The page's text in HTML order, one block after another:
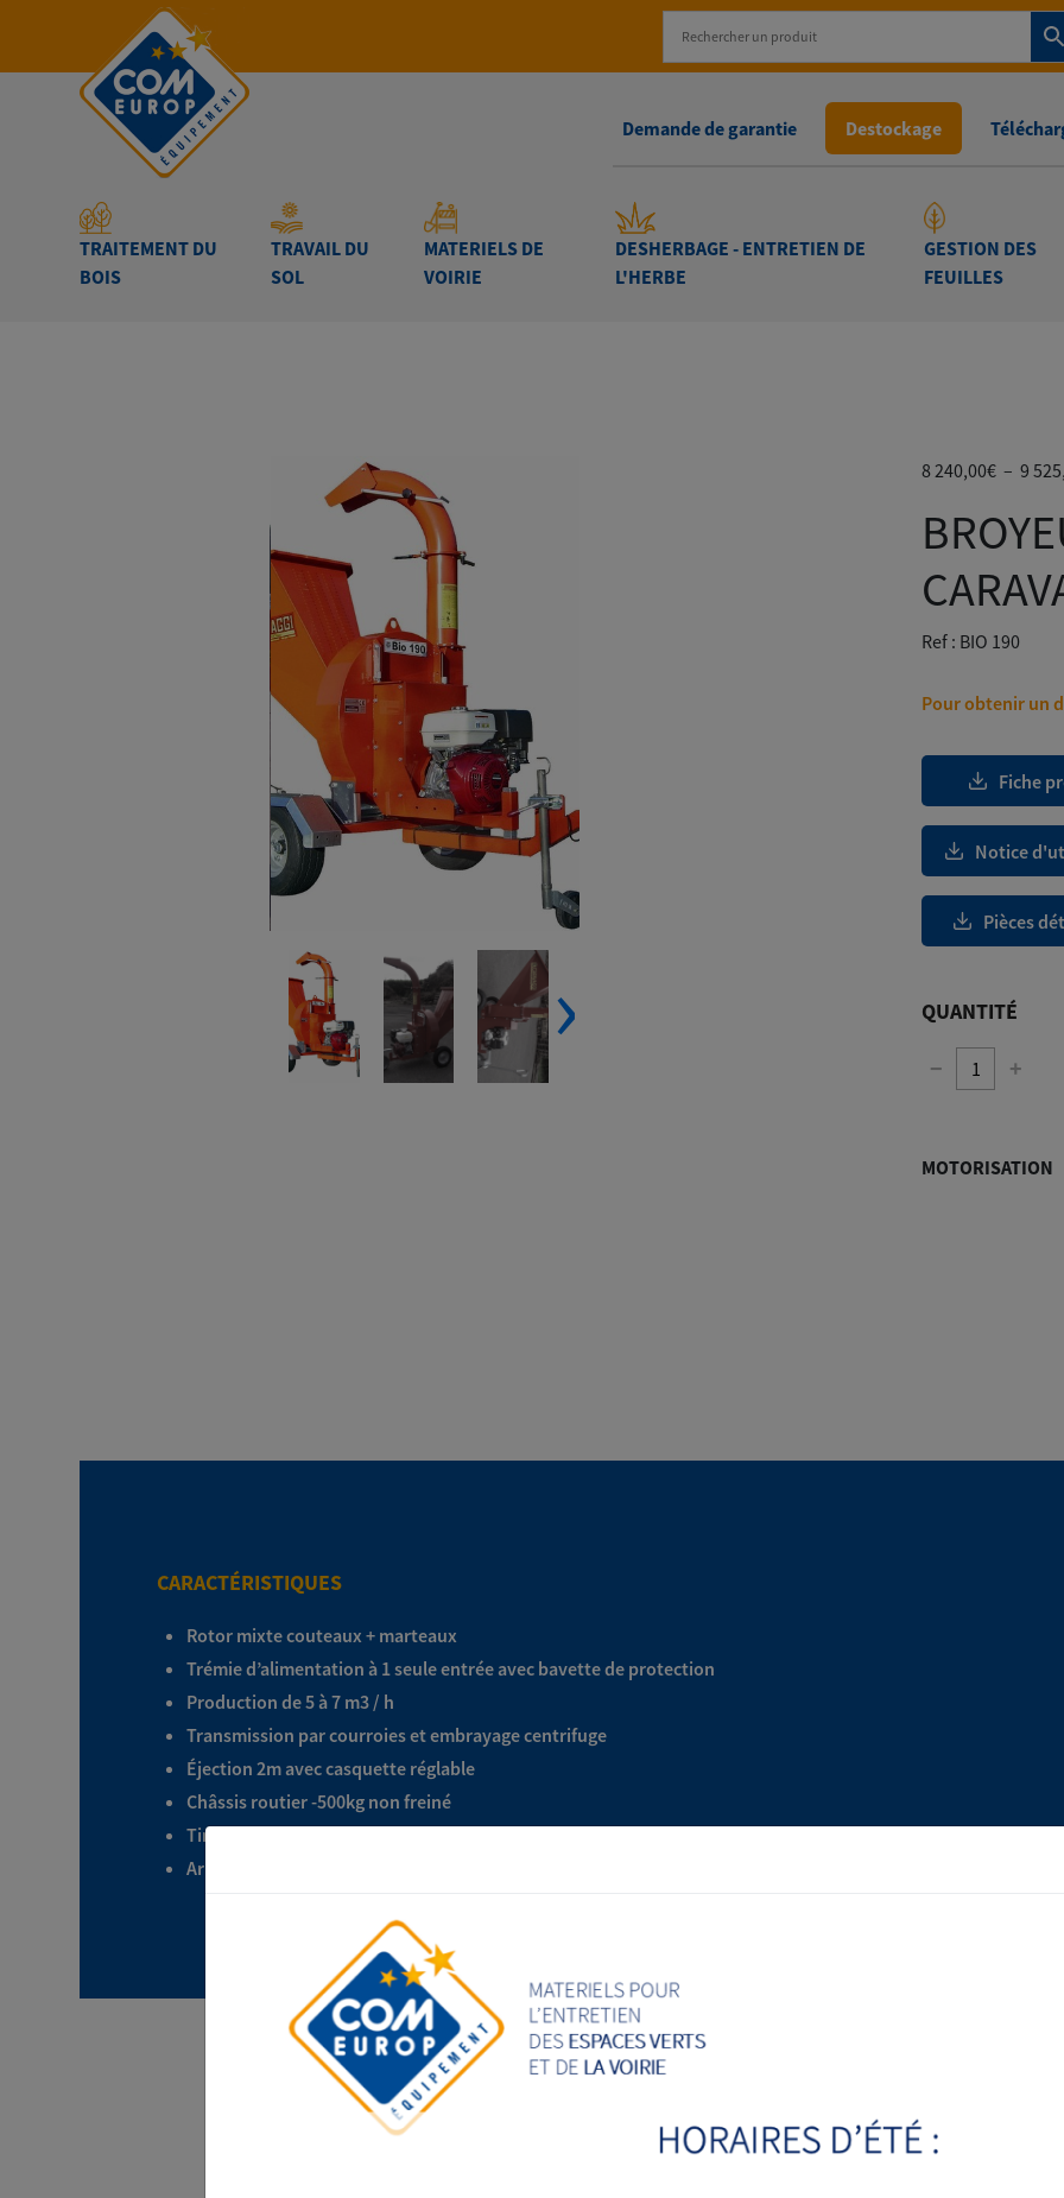
Demande de garantie Destockage
TRAITEMENT DU
BOIS
TRAVAIL DU
SOL
MATERIELS DE
VOIRIE
DESHERBAGE - ENTRETIEN DE
L'HERBE
GESTION DES
FEUILLES
‹›
8 240,00€ – 9
Ref : BIO 190
Pour obtenir un
Fiche
Notice
Pièces
QUANTITÉ
− +
MOTORISATION
CARACTÉRISTIQUES
Rotor mixte couteaux + marteaux
Trémie d’alimentation à 1 seule entrée avec bavette de protection
Production de 5 à 7 m3 / h
Transmission par courroies et embrayage centrifuge
Éjection 2m avec casquette réglable
Châssis routier -500kg non freiné
Timon fixe avec attelage à boule ou à oeil
Arrêt d’urgence